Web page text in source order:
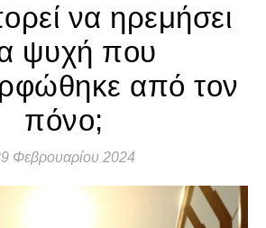
να ηρεμήσει
ψυχή που
από τον
πόνο;
Φεβρουαρίου 2024